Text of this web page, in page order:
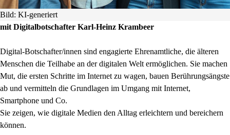
Bild: KI-generiert
mit Digitalbotschafter Karl-Heinz Krambeer
Digital-Botschafter/innen sind engagierte Ehrenamtliche, die älteren
Menschen die Teilhabe an der digitalen Welt ermöglichen. Sie machen
Mut, die ersten Schritte im Internet zu wagen, bauen Berührungsängste
ab und vermitteln die Grundlagen im Umgang mit Internet,
Smartphone und Co.
Sie zeigen, wie digitale Medien den Alltag erleichtern und bereichern
können.